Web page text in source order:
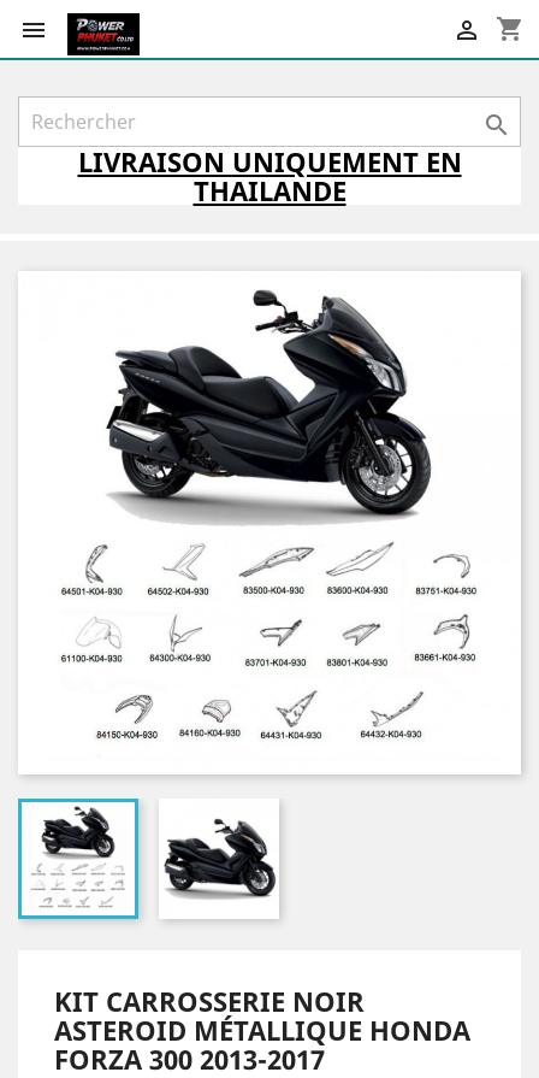
 shopping_cart


LIVRAISON UNIQUEMENTEN
THAILANDE
KIT CARROSSERIE NOIR
ASTEROID MÉTALLIQUE HONDA
FORZA 300 2013-2017